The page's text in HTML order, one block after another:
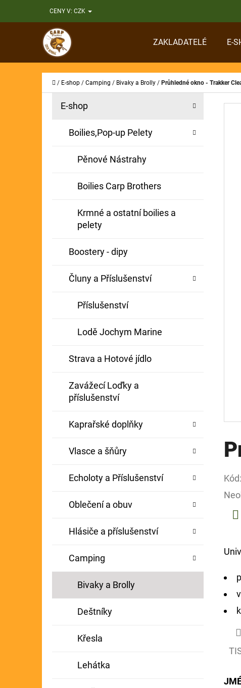
na
CENY V: CZK
ZAKLADATELÉ E-
Domů
/ E-shop / Camping / Bivaky a Brolly / Průhledné okno - Trakker
Přeskočit
E-shop
Boilies,Pop-up Pelety
Pěnové Nástrahy
Boilies Carp Brothers
Krmné a ostatní boilies a
pelety
Boostery - dipy
Čluny a Příslušenství
Příslušenství
Lodě Jochym Marine
Strava a Hotové jídlo
Zavážecí Loďky a
příslušenství
Kaprařské doplňky
Vlasce a šňůry
Echoloty a Příslušenství
Oblečení a obuv
Hlásiče a příslušenství
Camping
Bivaky a Brolly
Deštníky
Křesla
Lehátka
Kód:
z
5
O
Í
Zpět
do
obchodu
Zpět
do
obchodu
CO
BOILIE RIG PLUS 25LB
Původně: 79 Kč